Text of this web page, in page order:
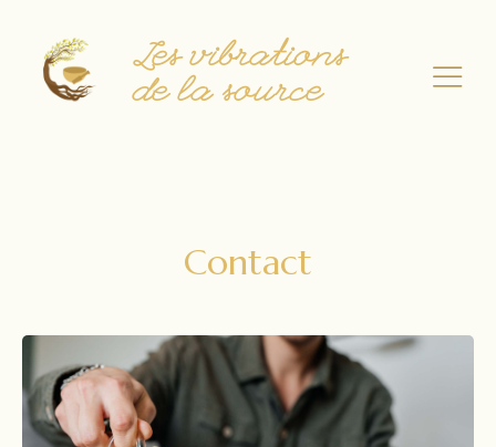
Les vibrations
de la source
Contact